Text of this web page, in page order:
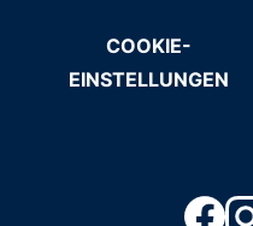
COOKIE-
EINSTELLUNGEN